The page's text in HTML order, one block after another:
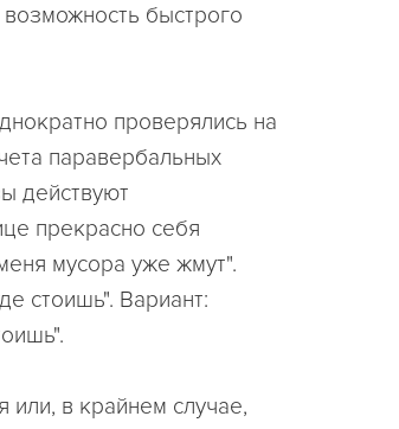
быстрого
проверялись на
паравербальных
действуют
прекрасно себя
мусора уже жмут".
стоишь". Вариант:
или, в крайнем случае,